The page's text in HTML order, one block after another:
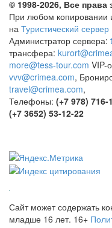
© 1998-2026, Все
При любом копировании
на Туристический
Администратор сервера:
трансфера:
more@tess-tour.com VIP-
vvv@crimea.com,
travel@crimea.com,
Телефоны: (+7 978) 716-
(+7 3652) 53-12-22
Сайт может содержать
младше 16 лет. 16+